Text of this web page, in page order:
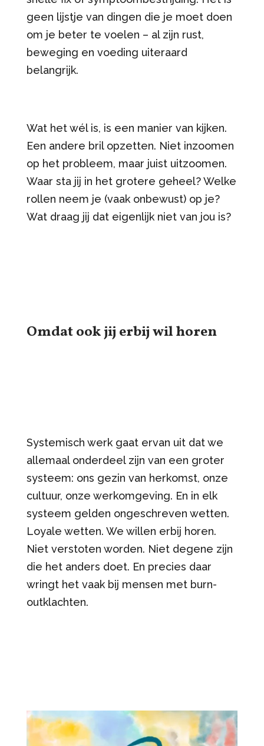
geen lijstje van dingen die je moet doen
om je beter te voelen – al zijn rust,
beweging en voeding uiteraard
belangrijk.
Wat het wél is, is een manier van kijken.
Een andere bril opzetten. Niet inzoomen
op het probleem, maar juist uitzoomen.
Waar sta jij in het grotere geheel? Welke
rollen neem je (vaak onbewust) op je?
Wat draag jij dat eigenlijk niet van jou is?
Omdat ook jij erbij wil horen
Systemisch werk gaat ervan uit dat we
allemaal onderdeel zijn van een groter
systeem: ons gezin van herkomst, onze
cultuur, onze werkomgeving. En in elk
systeem gelden ongeschreven wetten.
Loyale wetten. We willen erbij horen.
Niet verstoten worden. Niet degene zijn
die het anders doet. En precies daar
wringt het vaak bij mensen met burn-
outklachten.